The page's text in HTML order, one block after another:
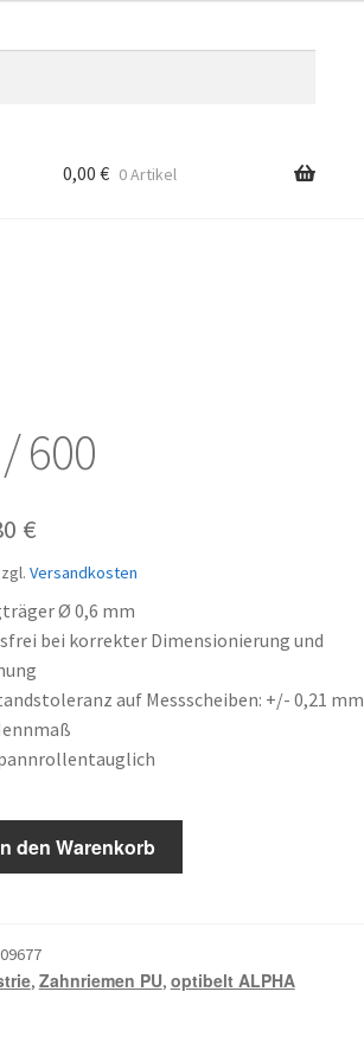
0,00€ 0 Artikel
600
€
€Aktueller
Preis
ist:
19,80 €.
Versandkosten
Ø 0,6 mm
bei korrekter Dimensionierung und
auf Messscheiben: +/- 0,21 mm
den Warenkorb
, Zahnriemen PU, optibelt ALPHA